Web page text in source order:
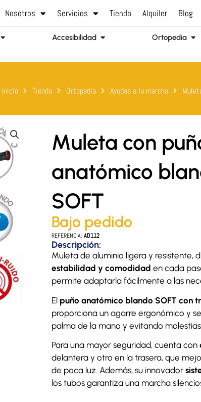
Nosotros Servicios Tienda Alquiler Blog
Abrir Movilidad Accesibilidad Abrir AccesibilidadOrtopedia
Inicio Tienda Ortopedia Ayudas a la marcha
Muleta con
anatómico
SOFT
Bajo pedido
REFERENCIA: AD112
Descripción:
Muleta de aluminio ligera y resistente,
estabilidad y comodidad en cada
permite adaptarla fácilmente a las
El puño anatómico blando SOFT con
proporciona un agarre ergonómico y
palma de la mano y evitando
Para una mayor seguridad, cuenta con
delantera y otro en la trasera, que
de poca luz. Además, su innovador
los tubos garantiza una marcha